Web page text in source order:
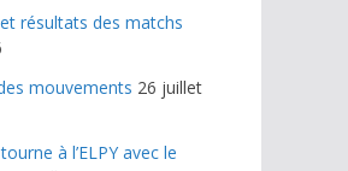
résultats des matchs
mouvements 26 juillet
à l’ELPY avec le